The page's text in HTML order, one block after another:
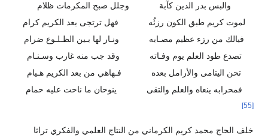
والبس بدر الدين كآبة
وجلل صبح المكرمات ظلام
لموت كريم طبق الكون رزئُه
فهل ترتجى بعد الكريم كرام
فيالك من رزء عظيم مصـابه
ونـار لها بـين الظـلـوع ضرام
تصدع طود العلم يوم وفـاته
وقد جب منه غارب وسـنـام
تحن اليتامى والأرامل بعده
فـهاهي من بعد الكريم هـيام
فمحرابه ينعاه والعلم والتقى
ينوحان ما ناحت عليه حمام
[55]
خلف الحاج محمد كريم الكرماني من النتاج العلمي والفكري تراثا